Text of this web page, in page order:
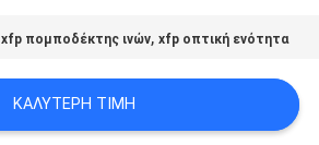
xfp πομποδέκτης ινών,xfp οπτική ενότητα
ΚΑΛΎΤΕΡΗ ΤΙΜΉ